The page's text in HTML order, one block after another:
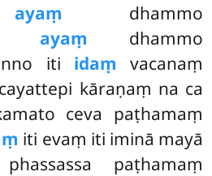
dhammo
ayaṃ dhammo
iti idaṃ vacanaṃ
kāraṇaṃ na ca
ceva paṭhamaṃ
iti evaṃ iti iminā mayā
paṭhamaṃ